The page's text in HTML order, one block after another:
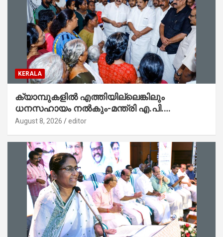
KERALA
ക്യാമ്പുകളിൽ എത്തിയില്ലെങ്കിലും
ധനസഹായം നൽകും-മന്ത്രി എ.പി.
അനിൽകുമാർ
August 8, 2026 editor